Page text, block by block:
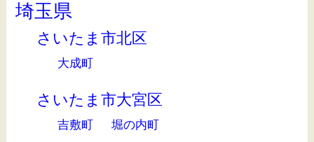
埼玉県
さいたま市北区
大成町
さいたま市大宮区
吉敷町 堀の内町